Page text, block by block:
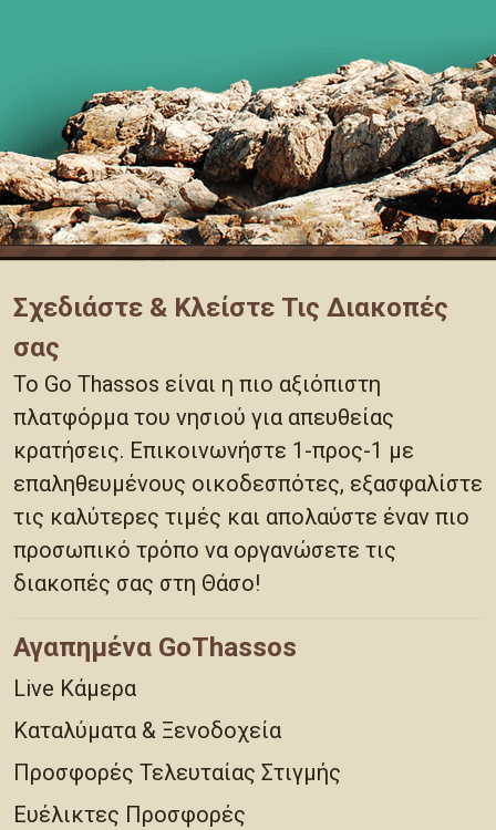
Σχεδιάστε & Κλείστε Τις Διακοπές
σας
Το Go Thassos είναι η πιο αξιόπιστη
πλατφόρμα του νησιού για απευθείας
κρατήσεις. Επικοινωνήστε 1-προς-1 με
επαληθευμένους οικοδεσπότες, εξασφαλίστε
τις καλύτερες τιμές και απολαύστε έναν πιο
προσωπικό τρόπο να οργανώσετε τις
διακοπές σας στη Θάσο!
Αγαπημένα GoThassos
Live Κάμερα
Καταλύματα & Ξενοδοχεία
Προσφορές Τελευταίας Στιγμής
Ευέλικτες Προσφορές